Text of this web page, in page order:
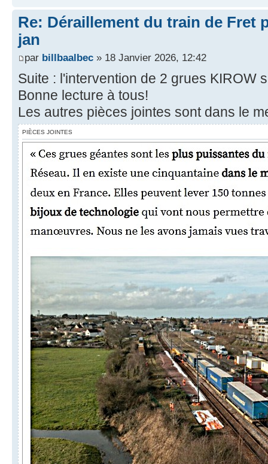
Re: Déraillement du train de Fret
jan
par billbaalbec » 18 Janvier 2026, 12:42
Suite : l'intervention de 2 grues KIROW
Bonne lecture à tous!
Les autres pièces jointes sont dans le
PIÈCES JOINTES